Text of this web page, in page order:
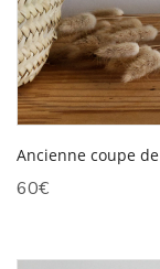
Ancienne coupe
60€